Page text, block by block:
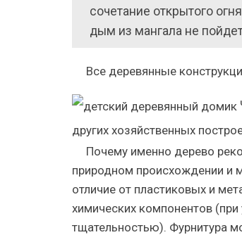
сочетание открытого
дым из мангала не
Все деревянные
других хозяйственных
Почему именно дерево
природном происхождении и
отличие от пластиковых и
химических компонентов
тщательностью). Фурнитура